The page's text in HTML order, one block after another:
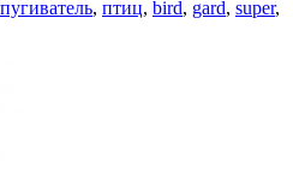
, птиц, bird, gard, super,